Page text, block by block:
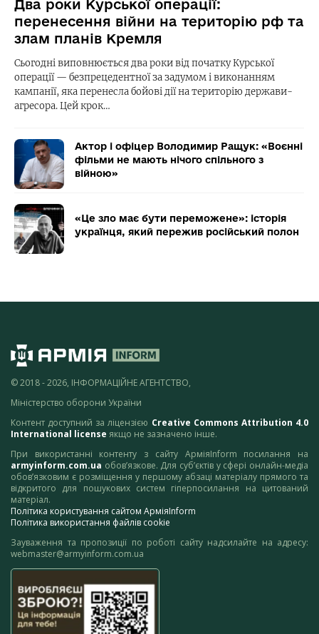
Два роки Курської операції:
перенесення війни на територію рф та
злам планів Кремля
Сьогодні виповнюється два роки від початку Курської
операції — безпрецедентної за задумом і виконанням
кампанії, яка перенесла бойові дії на територію держави-
агресора. Цей крок…
Актор і офіцер Володимир Ращук: «Воєнні
фільми не мають нічого спільного з
війною»
«Це зло має бути переможене»: історія
українця, який пережив російський полон
© 2018 - 2026, ІНФОРМАЦІЙНЕ АГЕНТСТВО,
Міністерство оборони України
Контент доступний за ліцензією Creative Commons Attribution 4.0
International license якщо не зазначено інше.
При використанні контенту з сайту АрміяInform посилання на
armyinform.com.ua обов’язкове. Для суб’єктів у сфері онлайн-медіа
обов’язковим є розміщення у першому абзаці матеріалу прямого та
відкритого для пошукових систем гіперпосилання на цитований
матеріал.
Політика користування сайтом АрміяInform
Політика використання файлів cookie
Зауваження та пропозиції по роботі сайту надсилайте на адресу:
webmaster@armyinform.com.ua